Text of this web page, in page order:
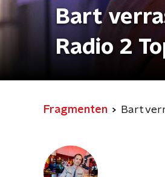
Bart
Radio 2
Fragmenten Bart